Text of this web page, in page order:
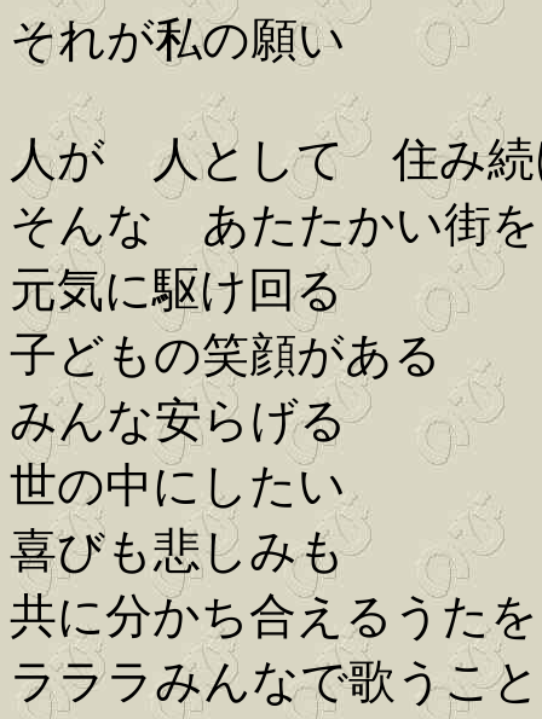
それが私の願い
人が 人として 住み続
そんな あたたかい街
元気に駆け回る
子どもの笑顔がある
みんな安らげる
世の中にしたい
喜びも悲しみも
共に分かち合えるうたを
ラララみんなで歌うこと